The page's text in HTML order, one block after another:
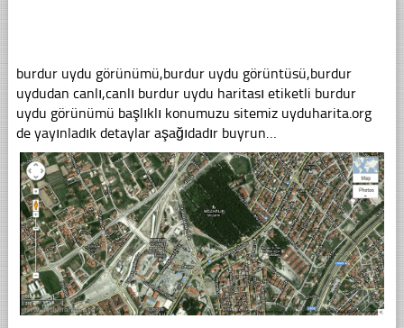
burdur uydu görünümü,burdur uydu görüntüsü,burdur
uydudan canlı,canlı burdur uydu haritası etiketli burdur
uydu görünümü başlıklı konumuzu sitemiz uyduharita.org
de yayınladık detaylar aşağıdadır buyrun…